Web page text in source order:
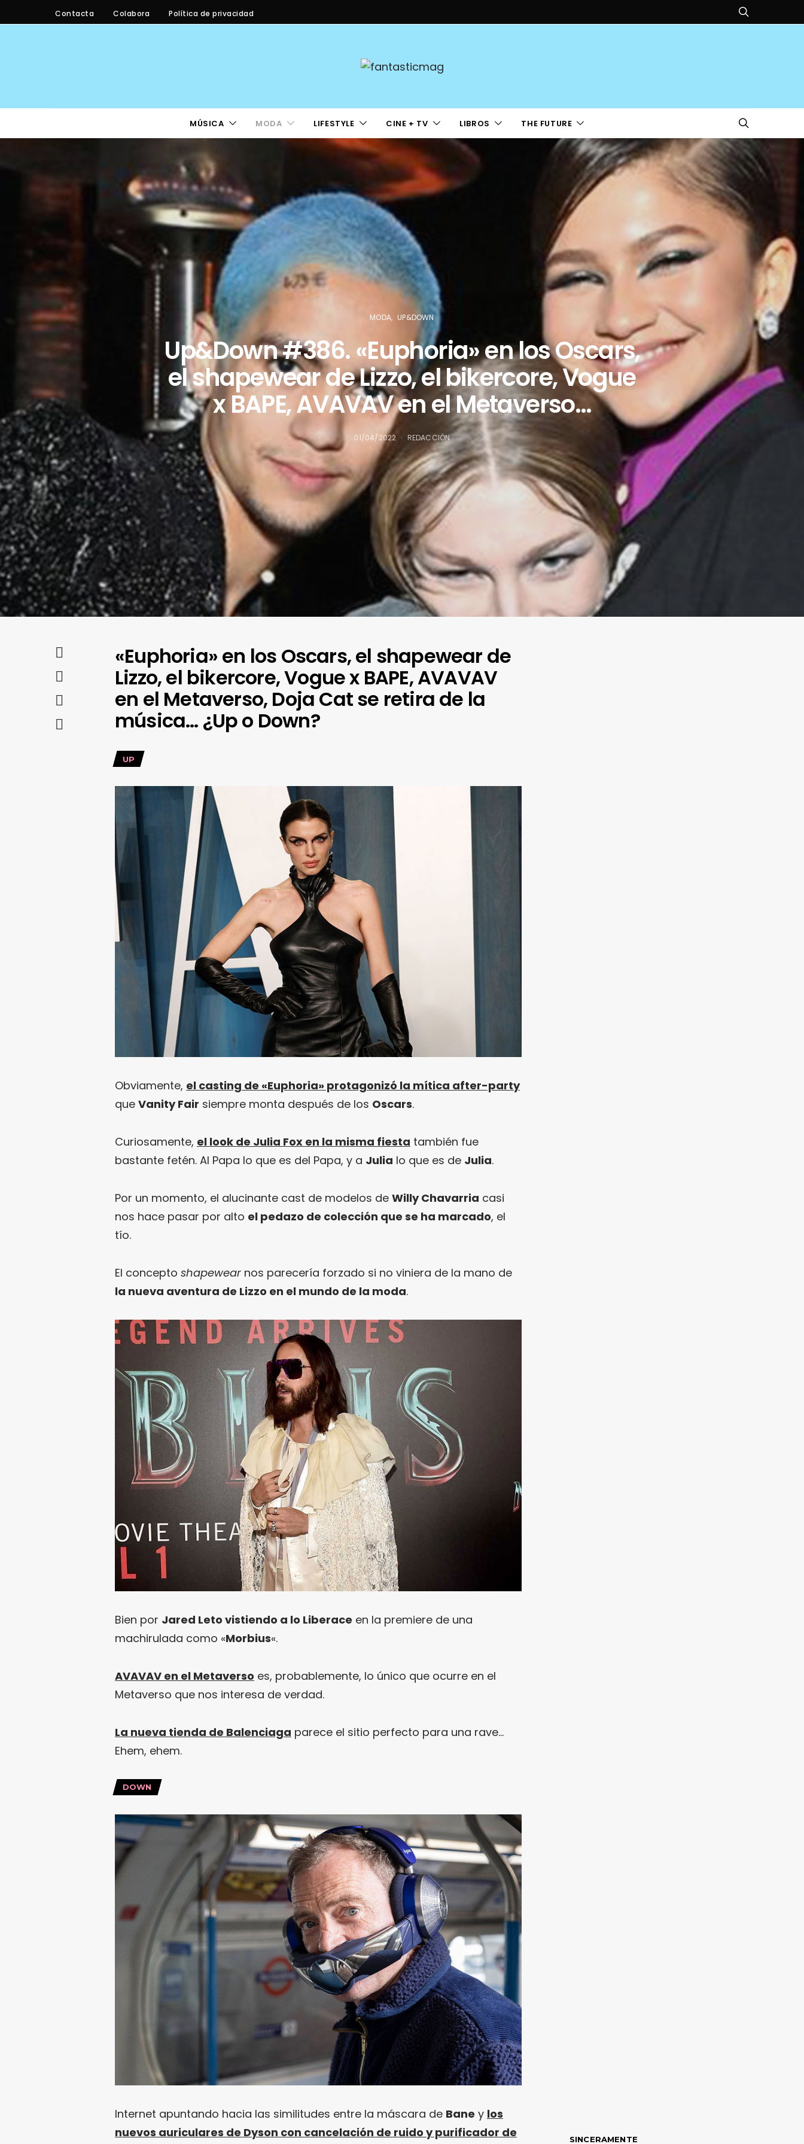
Contacta Colabora Política de privacidad
MÚSICA MODA LIFESTYLE CINE + TV LIBROS THE FUTURE
MODA UP&DOWN
Up&Down #386. «Euphoria» en los Oscars,
el shapewear de Lizzo, el bikercore, Vogue
x BAPE, AVAVAV en el Metaverso…
01/04/2022 REDACCIÓN
«Euphoria» en los Oscars, el shapewear de
Lizzo, el bikercore, Vogue x BAPE, AVAVAV
en el Metaverso, Doja Cat se retira de la
música… ¿Up o Down?
UP
Obviamente, el casting de «Euphoria» protagonizó la mítica after-party
que Vanity Fair siempre monta después de los Oscars.
Curiosamente, el look de Julia Fox en la misma fiesta también fue
bastante fetén. Al Papa lo que es del Papa, y a Julia lo que es de Julia.
Por un momento, el alucinante cast de modelos de Willy Chavarria casi
nos hace pasar por alto el pedazo de colección que se ha marcado, el
tío.
El concepto shapewear nos parecería forzado si no viniera de la mano de
la nueva aventura de Lizzo en el mundo de la moda.
Bien por Jared Leto vistiendo a lo Liberace en la premiere de una
machirulada como «Morbius«.
AVAVAV en el Metaverso es, probablemente, lo único que ocurre en el
Metaverso que nos interesa de verdad.
La nueva tienda de Balenciaga parece el sitio perfecto para una rave…
Ehem, ehem.
DOWN
Internet apuntando hacia las similitudes entre la máscara de Bane y los
nuevos auriculares de Dyson con cancelación de ruido y purificador de
SINCERAMENTE